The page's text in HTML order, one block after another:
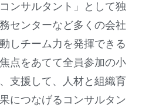
ンサルタント」として独
センターなど多くの会社
しチーム力を発揮できる
点をあてて全員参加の小
支援して、人材と組織育
につなげるコンサルタン